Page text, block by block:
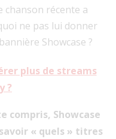
chanson récente a
ne pas lui donner
Showcase ?
plus de streams
?
compris, Showcase
« quels » titres